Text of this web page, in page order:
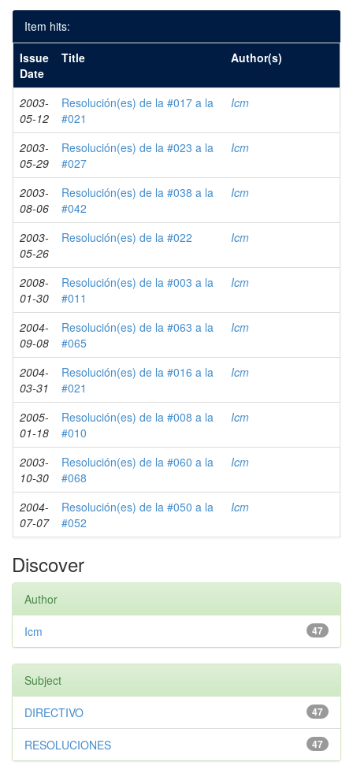
Item hits:
Issue
Date
Title Author(s)
2003-
05-12
Resolución(es) de la #017 a la
#021
Icm
2003-
05-29
Resolución(es) de la #023 a la
#027
Icm
2003-
08-06
Resolución(es) de la #038 a la
#042
Icm
2003-
05-26
Resolución(es) de la #022 Icm
2008-
01-30
Resolución(es) de la #003 a la
#011
Icm
2004-
09-08
Resolución(es) de la #063 a la
#065
Icm
2004-
03-31
Resolución(es) de la #016 a la
#021
Icm
2005-
01-18
Resolución(es) de la #008 a la
#010
Icm
2003-
10-30
Resolución(es) de la #060 a la
#068
Icm
2004-
07-07
Resolución(es) de la #050 a la
#052
Icm
Discover
Author
47
Icm
Subject
47
DIRECTIVO
47
RESOLUCIONES